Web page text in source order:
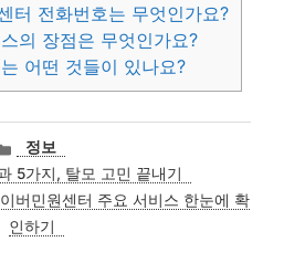
터 전화번호는 무엇인가요?
의 장점은 무엇인가요?
어떤 것들이 있나요?
카
테
고
리
정보
5가지, 탈모 고민 끝내기
버민원센터 주요 서비스 한눈에 확
인하기